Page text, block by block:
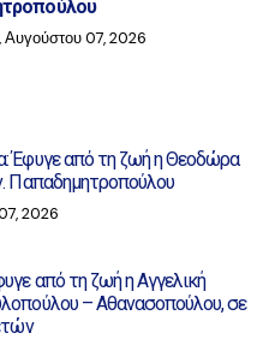
07, 2026
Έφυγε από τη ζωή η Θεοδώρα
Παπαδημητροπούλου
2026
από τη ζωή η Αγγελική
– Αθανασοπούλου, σε